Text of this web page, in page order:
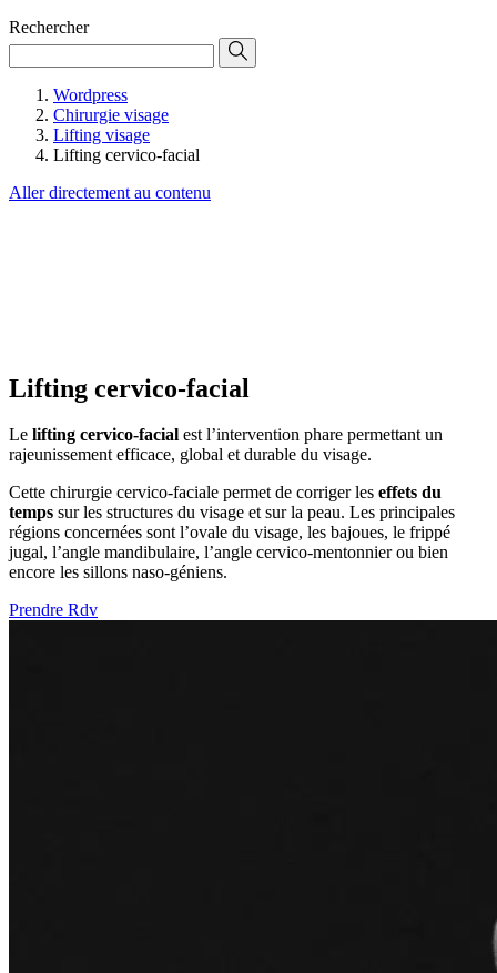
Rechercher
Wordpress
Chirurgie visage
Lifting visage
Lifting cervico-facial
Aller directement au contenu
Lifting cervico-facial
Le lifting cervico-facial est l’intervention phare permettant un
rajeunissement efficace, global et durable du visage.
Cette chirurgie cervico-faciale permet de corriger les effets du
temps sur les structures du visage et sur la peau. Les principales
régions concernées sont l’ovale du visage, les bajoues, le frippé
jugal, l’angle mandibulaire, l’angle cervico-mentonnier ou bien
encore les sillons naso-géniens.
Prendre Rdv